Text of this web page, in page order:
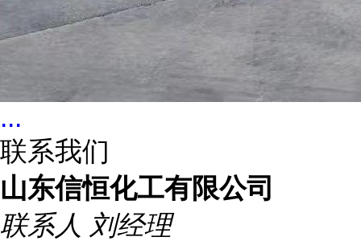
...
联系我们
山东信恒化工有限公司
联系人 刘经理